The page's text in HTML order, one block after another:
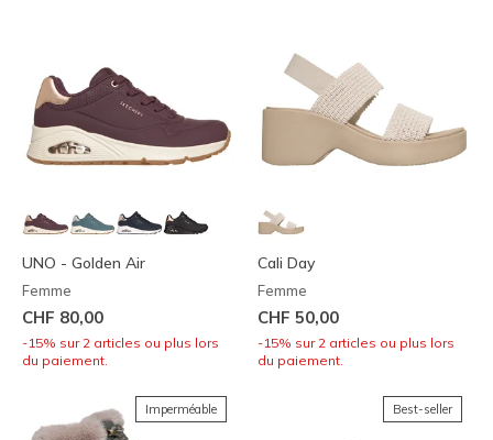
UNO - Golden Air
Femme
CHF 80,00
-15% sur 2 articles ou plus lors
du paiement.
Cali Day
Femme
CHF 50,00
-15% sur 2 articles ou plus lors
du paiement.
Imperméable Best-seller